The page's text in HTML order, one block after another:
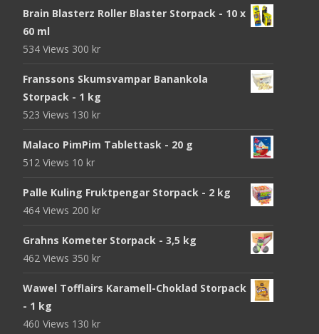
Brain Blasterz Roller Blaster Storpack - 10 x
60 ml
534 Views 300 kr
Franssons Skumsvampar Banankola
Storpack - 1 kg
523 Views 130 kr
Malaco PimPim Tablettask - 20 g
512 Views 10 kr
Palle Kuling Fruktpengar Storpack - 2 kg
464 Views 200 kr
Grahns Kometer Storpack - 3,5 kg
462 Views 350 kr
Wawel Tofflairs Karamell-Choklad Storpack
- 1 kg
460 Views 130 kr